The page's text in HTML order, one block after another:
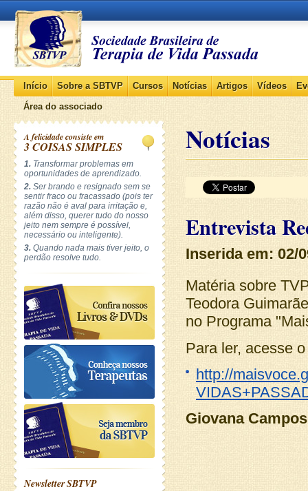
Início Sobre a SBTVP Cursos Notícias Artigos Vídeos
Área do associado
A felicidade consiste em
3 COISAS SIMPLES
1. Transformar problemas em
oportunidades de aprendizado.
2. Ser brando e resignado sem se
sentir fraco ou fracassado (pois ter
razão não é aval para irritação e,
além disso, querer tudo do nosso
jeito nem sempre é possível,
necessário ou inteligente).
3. Quando nada mais tiver jeito, o
perdão resolve tudo.
Newsletter SBTVP
Notícias
Entrevista
Inserida em: 02/
Matéria sobre
Teodora
no Programa
Para ler, acesse
http://
Giovana